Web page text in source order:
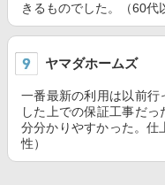
きるものでした。（60代
ヤマダホームズ
一番最新の利用は以前
した上での保証工事だ
分分かりやすかった。仕
性）